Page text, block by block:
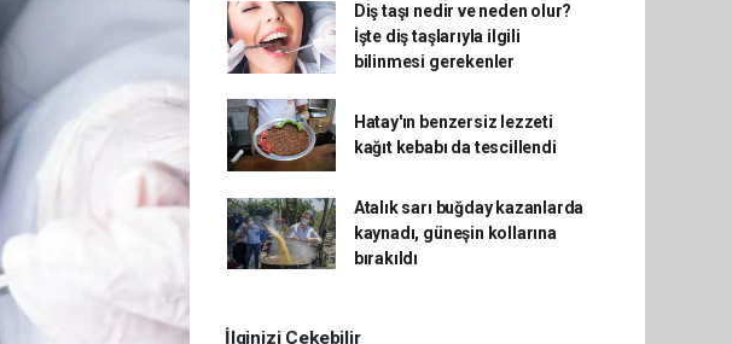
Diş taşı nedir ve neden olur?
İşte diş taşlarıyla ilgili
bilinmesi gerekenler
Hatay'ın benzersiz lezzeti
kağıt kebabı da tescillendi
Atalık sarı buğday kazanlarda
kaynadı, güneşin kollarına
bırakıldı
İlginizi Çekebilir